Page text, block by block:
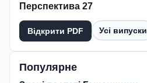
Перспектива 27
Відкрити PDF Усі випуски
Популярне